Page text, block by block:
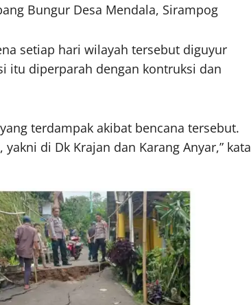
Bungur Desa Mendala, Sirampog
setiap hari wilayah tersebut diguyur
itu diperparah dengan kontruksi dan
terdampak akibat bencana tersebut.
di Dk Krajan dan Karang Anyar,” kata